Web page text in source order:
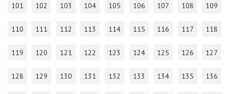
101 102 103 104 105 106 107 108 109
110 111 112 113 114 115 116 117 118
119 120 121 122 123 124 125 126 127
128 129 130 131 132 133 134 135 136